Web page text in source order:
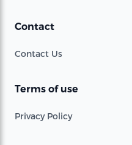
Contact
Contact Us
Terms of use
Privacy Policy